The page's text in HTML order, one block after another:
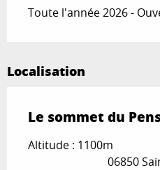
Toute l'année 2026 -
Localisation
Le sommet du
Altitude : 1100m
06850